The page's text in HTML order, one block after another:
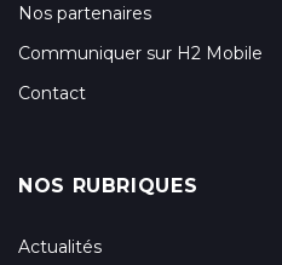
Nos partenaires
Communiquer sur H2 Mobile
Contact
NOS RUBRIQUES
Actualités